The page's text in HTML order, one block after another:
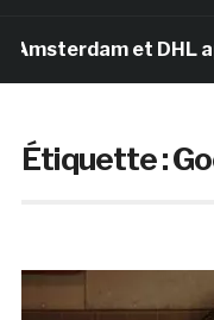
et DHL
Étiquette :